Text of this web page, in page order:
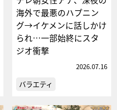
海外で最悪のハプニン
グ→イケメンに話しかけ
られ…一部始終にスタ
ジオ衝撃
2026.07.16
バラエティ